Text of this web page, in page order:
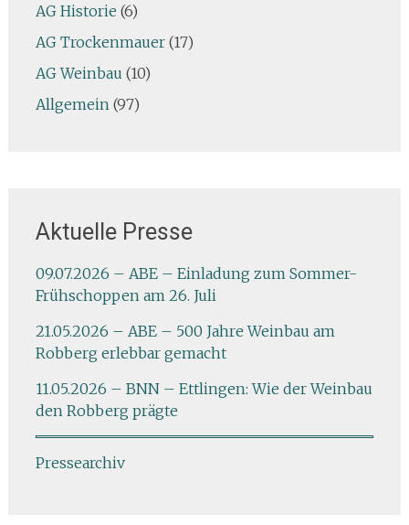
AG Historie (6)
AG Trockenmauer(17)
AG Weinbau (10)
Allgemein (97)
Aktuelle Presse
09.07.2026 – ABE – Einladung zum Sommer-
Frühschoppen am 26. Juli
21.05.2026 – ABE – 500 Jahre Weinbau am
Robberg erlebbar gemacht
11.05.2026 – BNN – Ettlingen: Wie der Weinbau
den Robberg prägte
Pressearchiv